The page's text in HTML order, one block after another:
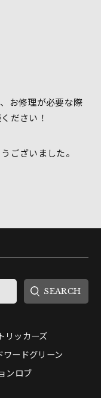
お修理が必要な際
ださい！
ございました。
トリッカーズ
ワードグリーン
ンロブ